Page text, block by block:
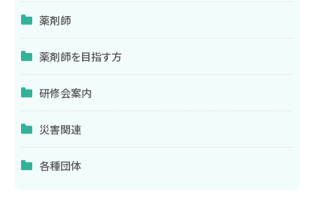
薬剤師
薬剤師を目指す方
研修会案内
災害関連
各種団体